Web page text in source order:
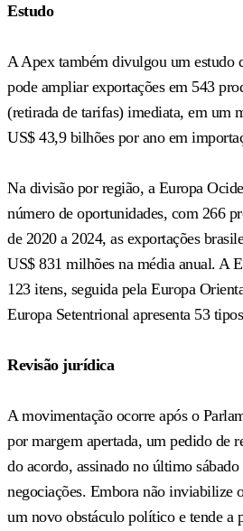
Estudo
A Apex também divulgou um estudo
pode ampliar exportações em 543
(retirada de tarifas) imediata, em um
US$ 43,9 bilhões por ano em
Na divisão por região, a Europa
número de oportunidades, com 266
de 2020 a 2024, as exportações
US$ 831 milhões na média anual. A
123 itens, seguida pela Europa
Europa Setentrional apresenta 53
Revisão jurídica
A movimentação ocorre após o
por margem apertada, um pedido de
do acordo, assinado no último
negociações. Embora não inviabilize
um novo obstáculo político e tende a